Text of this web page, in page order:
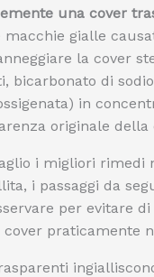
una cover
gialle
la cover
bicarbonato di
in
originale
i migliori
i passaggi da
per evitare
praticamente